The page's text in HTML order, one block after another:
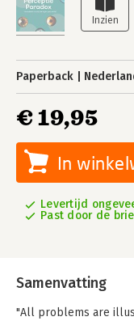
Paperback
€ 19,95
In
Levertijd
Past door de
Samenvatting
"All problems are